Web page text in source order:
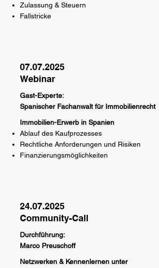
Zulassung & Steuern
Fallstricke
07.07.2025
Webinar
Gast-Experte:
Spanischer Fachanwalt für Immobilienrecht
Immobilien-Erwerb in Spanien
Ablauf des Kaufprozesses
Rechtliche Anforderungen und Risiken
Finanzierungsmöglichkeiten
24.07.2025
Community-Call
Durchführung:
Marco Preuschoff
Netzwerken & Kennenlernen unter